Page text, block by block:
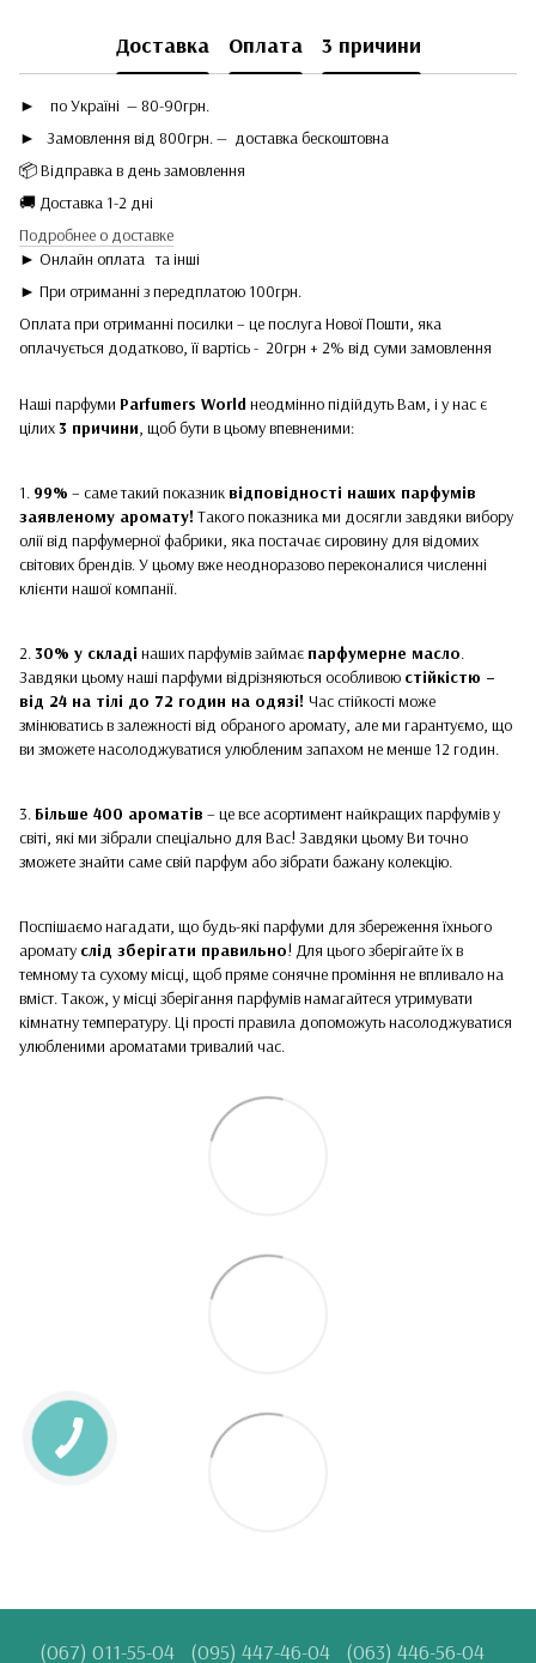
Доставка Оплата 3 причини
►
по Україні — 80-90грн.
► Замовлення від 800грн. — доставка бескоштовна
📦 Відправка в день замовлення
🚚 Доставка 1-2 дні
Подробнее о доставке
► Онлайн оплата та інші
► При отриманні з передплатою 100грн.
Оплата при отриманні посилки – це послуга Нової Пошти, яка
оплачується додатково, її вартісь - 20грн + 2% від суми замовлення
Наші парфуми Parfumers World неодмінно підійдуть Вам, і у нас є
цілих3 причини , щоб бути в цьому впевненими:
1. 99% – саме такий показник відповідності наших парфумів
заявленому аромату! Такого показника ми досягли завдяки вибору
олії від парфумерної фабрики, яка постачає сировину для відомих
світових брендів. У цьому вже неодноразово переконалися численні
клієнти нашої компанії.
2. 30% у складі наших парфумів займає парфумерне масло.
Завдяки цьому наші парфуми відрізняються особливою стійкістю –
від 24 на тілі до 72 годин на одязі! Час стійкості може
змінюватись в залежності від обраного аромату, але ми гарантуємо, що
ви зможете насолоджуватися улюбленим запахом не менше 12 годин.
3. Більше 400 ароматів – це все асортимент найкращих парфумів у
світі, які ми зібрали спеціально для Вас! Завдяки цьому Ви точно
зможете знайти саме свій парфум або зібрати бажану колекцію.
Поспішаємо нагадати, що будь-які парфуми для збереження їхнього
аромату слід зберігати правильно! Для цього зберігайте їх в
темному та сухому місці, щоб пряме сонячне проміння не впливало на
вміст. Також, у місці зберігання парфумів намагайтеся утримувати
кімнатну температуру. Ці прості правила допоможуть насолоджуватися
улюбленими ароматами тривалий час.
(067) 011-55-04 (095) 447-46-04 (063) 446-56-04